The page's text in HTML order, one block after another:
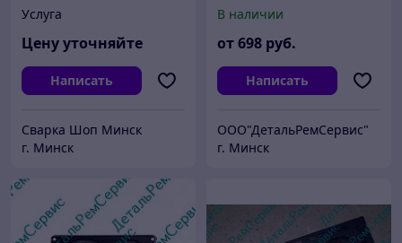
Услуга
Цену уточняйте
Написать
Сварка Шоп Минск
г. Минск
В наличии
от698 руб.
Написать
ООО"ДетальРемСервис"
г. Минск